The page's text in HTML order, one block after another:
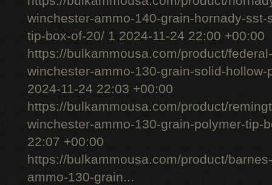
winchester-ammo-140-grain-hornady-
tip-box-of-20/ 1 2024-11-24 22:00 +00:00
https://bulkammousa.com/product/
winchester-ammo-130-grain-solid-
2024-11-24 22:03 +00:00
https://bulkammousa.com/product/
winchester-ammo-130-grain-polymer-tip-
22:07 +00:00
https://bulkammousa.com/product/
ammo-130-grain...